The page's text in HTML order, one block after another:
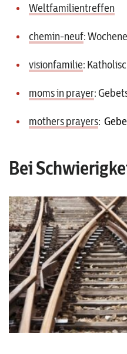
Weltfamilientreffen
chemin-neuf:
visionfamilie:
moms in prayer:
mothers prayers:
Bei